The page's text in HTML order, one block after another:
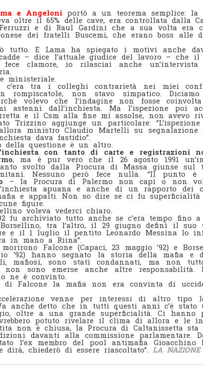
e Angeloni portò a un teorema semplice: la
oltre il 65% delle cave, era controllata dalla
e di Raul Gardini che a sua volta era
dei fratelli Buscemi, che erano boss alle
tutto. E Lama ha spiegato i motivi anche
– dice l’attuale giudice del lavoro – che il
clamore, io rilasciai anche
ministeriale.
c’era tra i colleghi contrarietà nei miei
rompiscatole, non stavo simpatico.
volevo che l’indagine non fosse
astenni dall’inchiesta. Ma l’ispezione poi
e il Csm alla fine mi assolse, non avevo
Trizzino aggiunge un particolare:
ministro Claudio Martelli su segnalazione
dava fastidio”.
questione è un altro.
con tanto di carte e registrazioni
, ma è pur vero che il 26 agosto 1991
svolto dalla Procura di Massa giunse sul
Nessuno però fece nulla. “Il punto è
– la Procura di Palermo non capì o non
apuana e anche di un rapporto dei
e appalti. Non so dire se ci fu
figure.
voleva vederci chiaro.
fu archiviato tutto anche se c’era tempo fino a
tra l’altro, il 29 giugno definì il suo
e il 1 luglio il pentito Leonardo Messina lo
in mano a Riina”.
Falcone (Capaci, 23 maggio ’92) e
’92) hanno segnato la storia della mafia e
mafiosi, sono stati condannati, ma non
sono emerse anche altre responsabilità.
ne è convinto.
di Falcone la mafia non era convinta di
venne per interessi di altro tipo
anche detto che in tutti questi anni c’è stato
oltre a una grande superficialità. Ci hanno
potuto rivelare il clima di allora e le
non è chiusa, la Procura di Caltanissetta sta
davanti alla commissione parlamentare.
l’ex membro del pool antimafia Gioacchino
dirà, chiederò di essere riascoltato”. LA NAZIONE